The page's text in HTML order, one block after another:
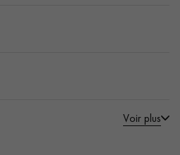
Voir plus